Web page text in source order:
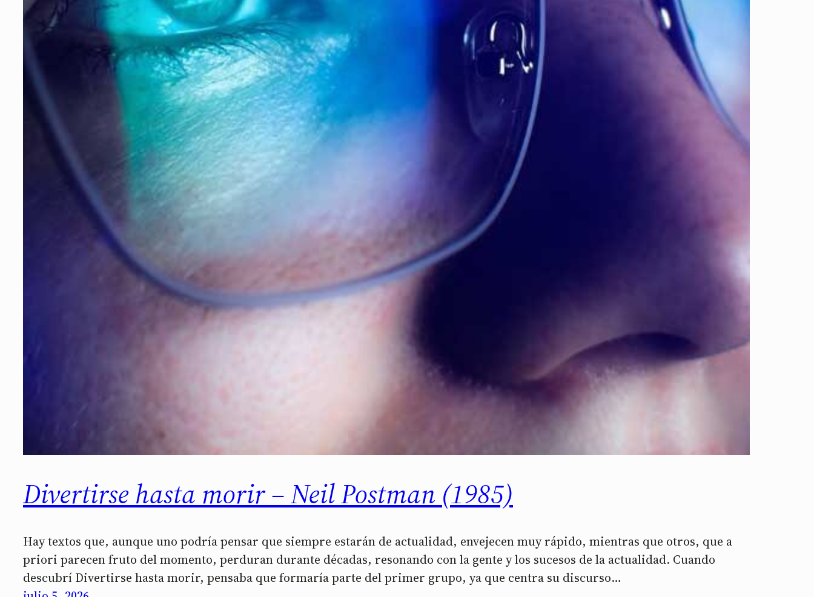
Divertirse hasta morir – Neil Postman (1985)
Hay textos que, aunque uno podría pensar que siempre estarán de actualidad, envejecen muy rápido, mientras que otros, que a
priori parecen fruto del momento, perduran durante décadas, resonando con la gente y los sucesos de la actualidad. Cuando
descubrí Divertirse hasta morir, pensaba que formaría parte del primer grupo, ya que centra su discurso…